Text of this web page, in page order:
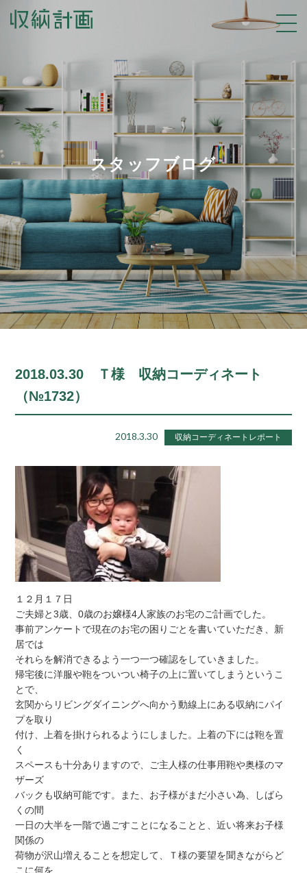
スタッフブログ
2018.03.30 Ｔ様 収納コーディネート
（№1732）
2018.3.30 収納コーディネートレポート
１２月１７日
ご夫婦と3歳、0歳のお嬢様4人家族のお宅のご計画でした。
事前アンケートで現在のお宅の困りごとを書いていただき、新
居では
それらを解消できるよう一つ一つ確認をしていきました。
帰宅後に洋服や鞄をついつい椅子の上に置いてしまうというこ
とで、
玄関からリビングダイニングへ向かう動線上にある収納にパイ
プを取り
付け、上着を掛けられるようにしました。上着の下には鞄を置
く
スペースも十分ありますので、ご主人様の仕事用鞄や奥様のマ
ザーズ
バックも収納可能です。また、お子様がまだ小さい為、しばら
くの間
一日の大半を一階で過ごすことになることと、近い将来お子様
関係の
荷物が沢山増えることを想定して、Ｔ様の要望を聞きながらど
こに何を